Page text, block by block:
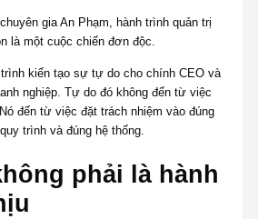
gia An Phạm, hành trình quản trị
là một cuộc chiến đơn độc.
kiến tạo sự tự do cho chính CEO và
nghiệp. Tự do đó không đến từ việc
đến từ việc đặt trách nhiệm vào đúng
trình và đúng hệ thống.
phải là hành